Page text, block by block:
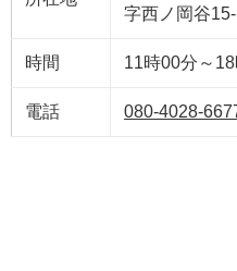
字西ノ岡谷
時間 11時00分～
電話 080-4028-